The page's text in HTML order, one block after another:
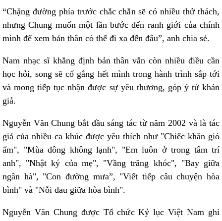
“Chặng đường phía trước chắc chắn sẽ có nhiều thử thách,
nhưng Chung muốn một lần bước đến ranh giới của chính
mình để xem bản thân có thể đi xa đến đâu”, anh chia sẻ.
Nam nhạc sĩ khẳng định bản thân vẫn còn nhiều điều cần
học hỏi, song sẽ cố gắng hết mình trong hành trình sắp tới
và mong tiếp tục nhận được sự yêu thương, góp ý từ khán
giả.
Nguyễn Văn Chung bắt đầu sáng tác từ năm 2002 và là tác
giả của nhiều ca khúc được yêu thích như "Chiếc khăn gió
ấm", "Mùa đông không lạnh", "Em luôn ở trong tâm trí
anh", "Nhật ký của mẹ", "Vầng trăng khóc", "Bay giữa
ngân hà", "Con đường mưa”, "Viết tiếp câu chuyện hòa
bình" và "Nỗi đau giữa hòa bình".
Nguyễn Văn Chung được Tổ chức Kỷ lục Việt Nam ghi